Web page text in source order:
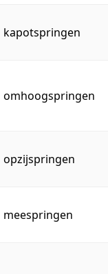
kapotspringen
omhoogspringen
opzijspringen
meespringen